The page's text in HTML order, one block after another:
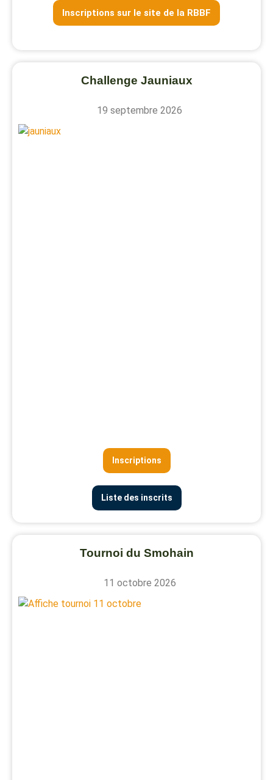
Inscriptions sur le site de la RBBF
Challenge Jauniaux
19 septembre 2026
Inscriptions
Liste des inscrits
Tournoi du Smohain
11 octobre 2026